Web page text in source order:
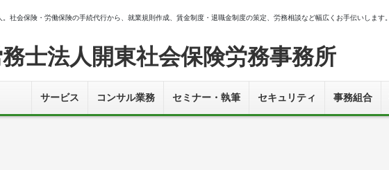
社会保険・労働保険の手続代行から、就業規則作成、賃金制度・退職金制度の策定、労務相談など幅広くお手伝いします。
士法人開東社会保険労務事務所
サービス コンサル業務 セミナー・執筆 セキュリティ 事務組合